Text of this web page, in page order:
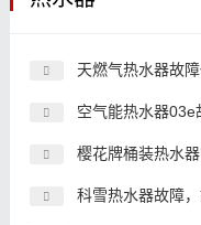
天燃气热水器故
空气能热水器03e
樱花牌桶装热水
科雪热水器故障